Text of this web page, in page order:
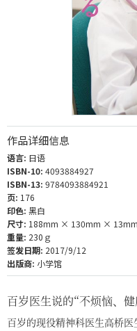
作品详细信息
语言: 日语
ISBN-10: 4093884927
ISBN-13: 9784093884921
页: 176
印色: 黑白
尺寸: 188mm × 130mm × 13mm
重量: 230ｇ
签发日期: 2017/9/12
出版商: 小学馆
百岁医生说的“不烦恼、
百岁的现役精神科医生高桥